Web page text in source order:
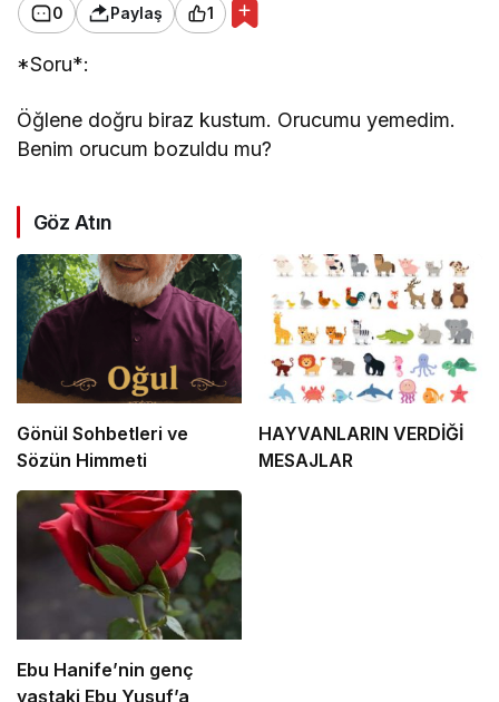
0 Paylaş 1
*Soru*:
Öğlene doğru biraz kustum. Orucumu yemedim.
Benim orucum bozuldu mu?
Göz Atın
Gönül Sohbetleri ve
Sözün Himmeti
HAYVANLARIN VERDİĞİ
MESAJLAR
Ebu Hanife’nin genç
yaştaki Ebu Yusuf’a